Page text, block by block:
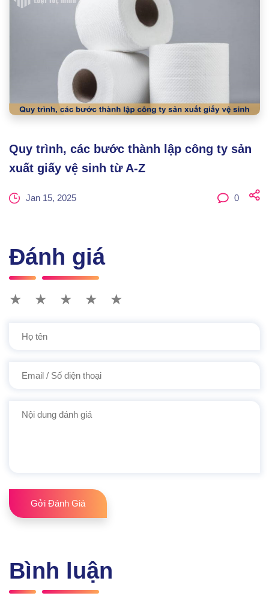
Quy trình, các bước thành lập công ty sản
xuất giấy vệ sinh từ A-Z
Jan 15, 2025 0
Đánh giá
★ ★ ★ ★ ★
Gởi Đánh Giá
Bình luận